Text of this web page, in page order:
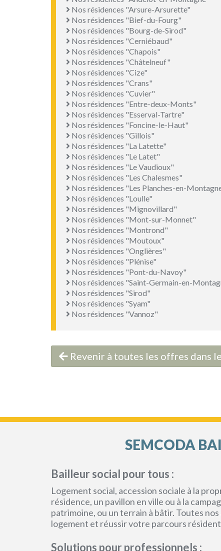
Nos résidences "Arsure-Arsurette"
Nos résidences "Bief-du-Fourg"
Nos résidences "Bourg-de-Sirod"
Nos résidences "Cerniébaud"
Nos résidences "Chapois"
Nos résidences "Châtelneuf"
Nos résidences "Cize"
Nos résidences "Crans"
Nos résidences "Cuvier"
Nos résidences "Entre-deux-Monts"
Nos résidences "Esserval-Tartre"
Nos résidences "Foncine-le-Haut"
Nos résidences "Gillois"
Nos résidences "La Latette"
Nos résidences "Le Latet"
Nos résidences "Le Vaudioux"
Nos résidences "Les Chalesmes"
Nos résidences "Les Planches-en-
Nos résidences "Loulle"
Nos résidences "Mignovillard"
Nos résidences "Mont-sur-Monnet"
Nos résidences "Montrond"
Nos résidences "Moutoux"
Nos résidences "Onglières"
Nos résidences "Plénise"
Nos résidences "Pont-du-Navoy"
Nos résidences "Saint-Germain-en-
Nos résidences "Sirod"
Nos résidences "Syam"
Nos résidences "Vannoz"
Revenir à toutes les offres dans
SEMCODA
Bailleur social pour tous :
Logement social, accession sociale à la
résidence, un pavillon en ville ou à la
patrimoine, ou un terrain à bâtir. Toutes
logement et réussir votre parcours
Solutions pour professionnels :